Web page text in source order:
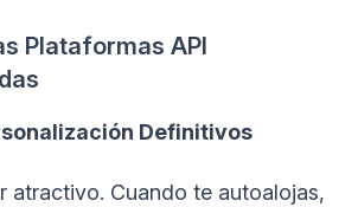
Plataformas API
Definitivos
atractivo. Cuando te autoalojas,